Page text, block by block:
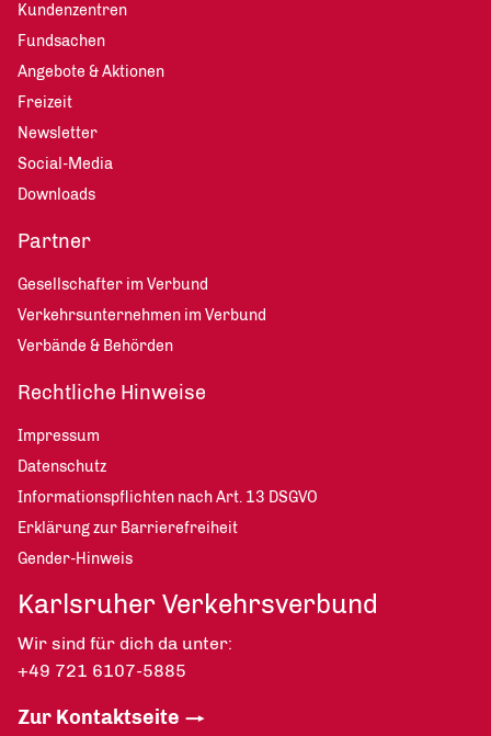
Kundenzentren
Fundsachen
Angebote & Aktionen
Freizeit
Newsletter
Social-Media
Downloads
Partner
Gesellschafter im Verbund
Verkehrsunternehmen im Verbund
Verbände & Behörden
Rechtliche Hinweise
Impressum
Datenschutz
Informationspflichten nach Art. 13 DSGVO
Erklärung zur Barrierefreiheit
Gender-Hinweis
Karlsruher Verkehrsverbund
Wir sind für dich da unter:
+49 721 6107-5885
Zur Kontaktseite